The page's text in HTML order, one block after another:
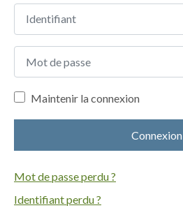
Maintenir la connexion
Connexion
Mot de passe perdu ?
Identifiant perdu ?